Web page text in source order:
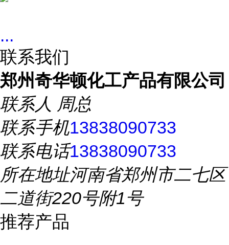
...
联系我们
郑州奇华顿化工产品有限公司
联系人 周总
联系手机13838090733
联系电话13838090733
所在地址河南省郑州市二七区
二道街220号附1号
推荐产品